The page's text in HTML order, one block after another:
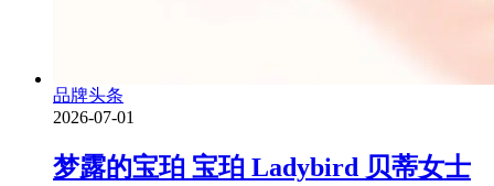
品牌头条
2026-07-01
梦露的宝珀 宝珀 Ladybird 贝蒂女士